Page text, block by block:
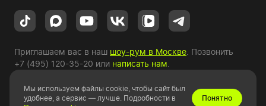
Приглашаем вас в наш шоу-рум в Москве . Позвонить
+7 (495) 120-35-20 или написать нам
Copyright © 2010-2026 HYPERPC.
Мы используем файлы cookie, чтобы сайт был
удобнее, а сервис — лучше. Подробности в
Понятно